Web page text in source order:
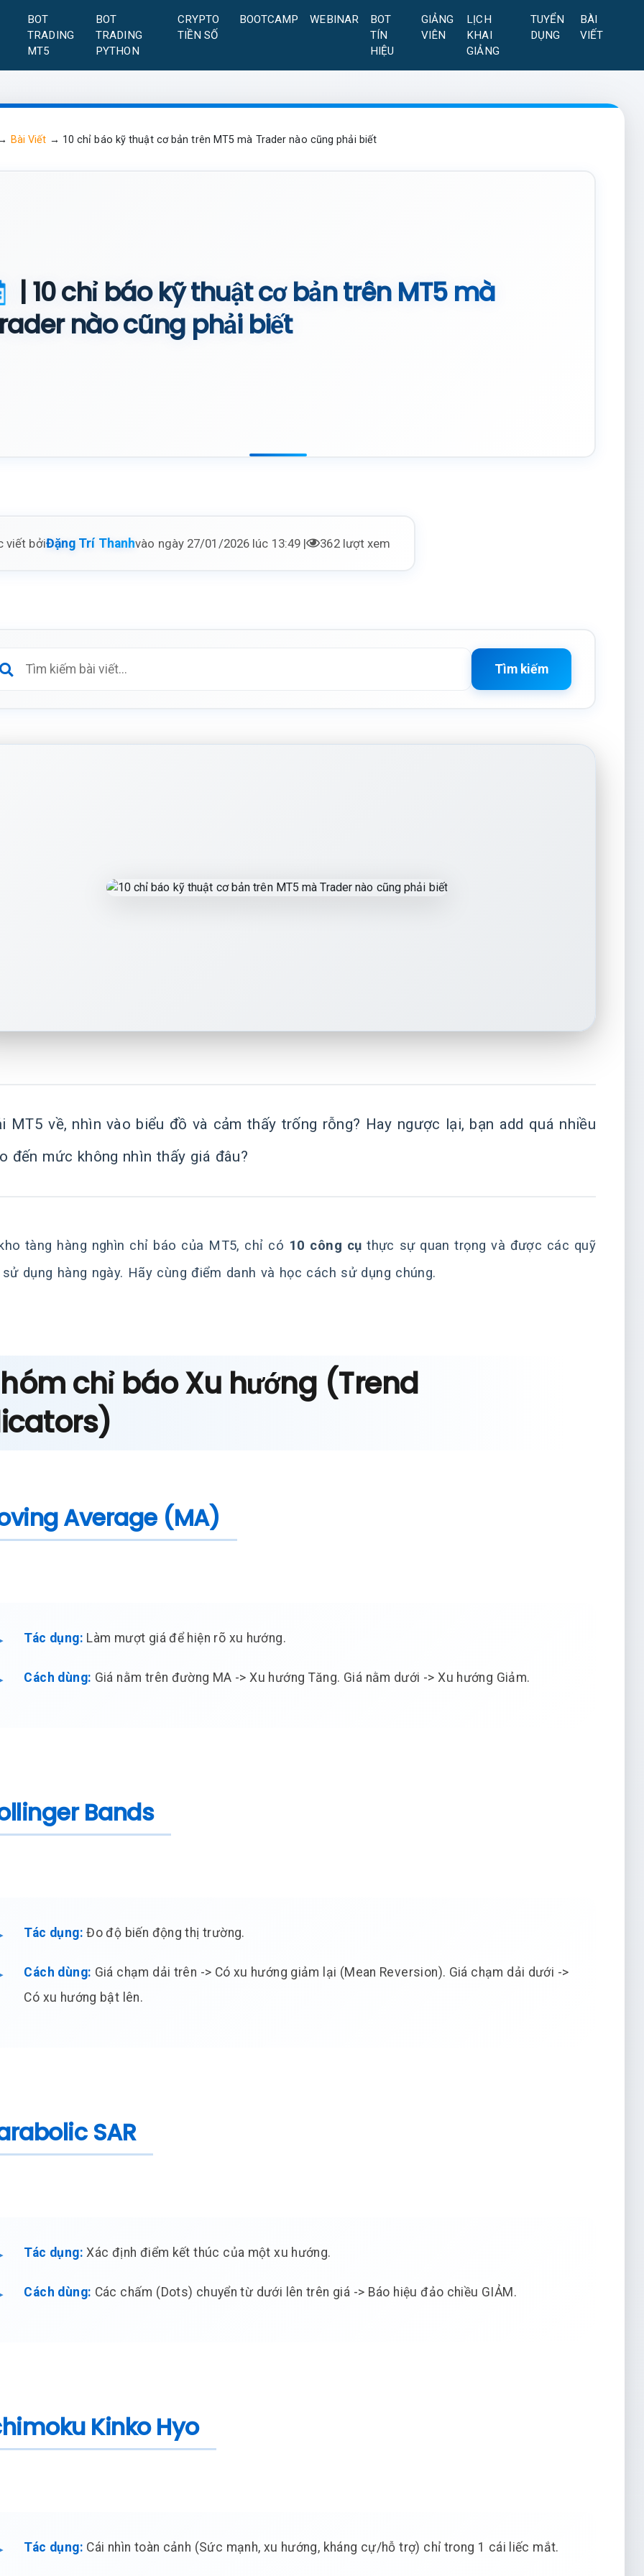
BOT
TRADING
MT5
BOT
TRADING
PYTHON
CRYPTO
TIỀN SỐ
BOOTCAMP WEBINAR
BOT
TÍN
HIỆU
GIẢNG
VIÊN
LỊCH
KHAI
GIẢNG
TUYỂN
DỤNG
BÀI
VIẾT
Bài Viết → 10 chỉ báo kỹ thuật cơ bản trên MT5 mà Trader nào cũng phải biết
| 10 chỉ báo kỹ thuật cơ bản trên MT5 mà
nào cũng phải biết
viết bởiĐặng Trí Thanhvào ngày 27/01/2026 lúc 13:49 | 362 lượt xem
Tìm kiếm
MT5 về, nhìn vào biểu đồ và cảm thấy trống rỗng? Hay ngược lại, bạn add quá nhiều
đến mức không nhìn thấy giá đâu?
tàng hàng nghìn chỉ báo của MT5, chỉ có 10 công cụ thực sự quan trọng và được các quỹ
dụng hàng ngày. Hãy cùng điểm danh và học cách sử dụng chúng.
chỉ báo Xu hướng (Trend
Average (MA)
Tác dụng: Làm mượt giá để hiện rõ xu hướng.
Cách dùng: Giá nằm trên đường MA -> Xu hướng Tăng. Giá nằm dưới -> Xu hướng Giảm.
Bands
Tác dụng: Đo độ biến động thị trường.
Cách dùng: Giá chạm dải trên -> Có xu hướng giảm lại (Mean Reversion). Giá chạm dải dưới ->
Có xu hướng bật lên.
SAR
Tác dụng: Xác định điểm kết thúc của một xu hướng.
Cách dùng: Các chấm (Dots) chuyển từ dưới lên trên giá -> Báo hiệu đảo chiều GIẢM.
Kinko Hyo
Tác dụng: Cái nhìn toàn cảnh (Sức mạnh, xu hướng, kháng cự/hỗ trợ) chỉ trong 1 cái liếc mắt.